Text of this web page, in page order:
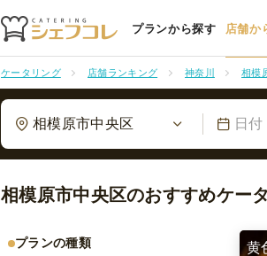
プランから探す 店舗か
ケータリング 店舗ランキング 神奈川 相模
相模原市中央区 日付
相模原市中央区のおすすめケー
黄
プランの種類